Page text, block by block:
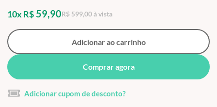
10x R$ 59,90R$ 599,00 à vista
Adicionar ao carrinho
Comprar agora
Adicionar cupom de desconto?